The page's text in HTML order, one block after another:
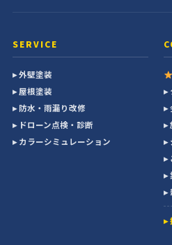
SERVICE
▸ 外壁塗装
▸ 屋根塗装
▸ 防水・雨漏り改修
▸ ドローン点検・診断
▸ カラーシミュレーション
▸
▸
▸
▸
▸
▸
▸
▸